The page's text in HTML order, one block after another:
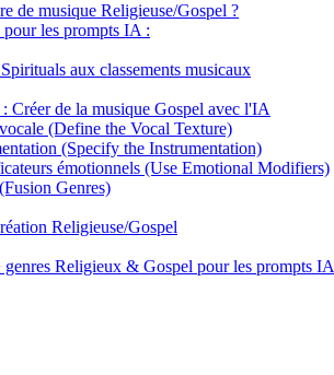
de musique Religieuse/Gospel ?
pour les prompts IA :
aux classements musicaux
Créer de la musique Gospel avec l'IA
(Define the Vocal Texture)
(Specify the Instrumentation)
émotionnels (Use Emotional Modifiers)
Genres)
Religieuse/Gospel
Religieux & Gospel pour les prompts IA